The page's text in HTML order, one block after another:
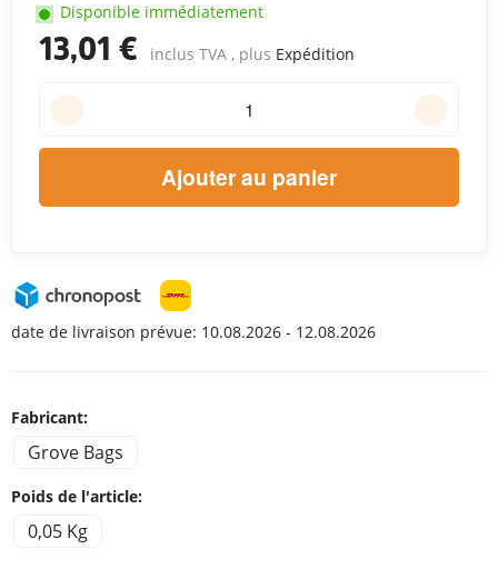
13,01 € inclus TVA , plus Expédition
Disponible immédiatement
Ajouter au panier
date de livraison prévue: 10.08.2026 - 12.08.2026
Fabricant:
Grove Bags
Poids de l'article:
0,05 Kg